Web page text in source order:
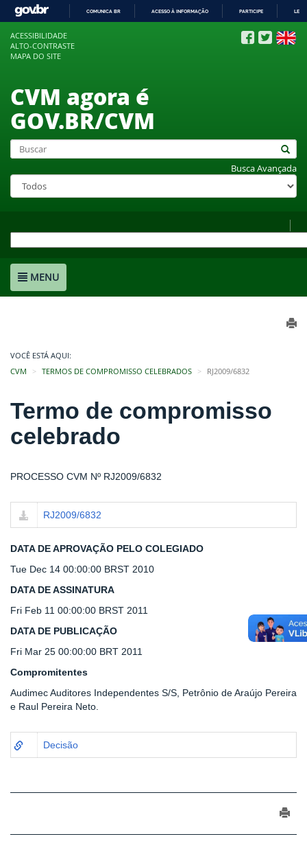
COMUNICA BR ACESSO À INFORMAÇÃO PARTICIPE
ACESSIBILIDADE
ALTO-CONTRASTE
MAPA DO SITE
CVM agora é
GOV.BR/CVM
Busca Avançada
MENU
VOCÊ ESTÁ AQUI:
CVM
TERMOS DE COMPROMISSO CELEBRADOS RJ2009/6832
Termo de compromisso
celebrado
PROCESSO CVM Nº RJ2009/6832
RJ2009/6832
DATA DE APROVAÇÃO PELO COLEGIADO
Tue Dec 14 00:00:00 BRST 2010
DATA DE ASSINATURA
Fri Feb 11 00:00:00 BRST 2011
DATA DE PUBLICAÇÃO
Fri Mar 25 00:00:00 BRT 2011
Compromitentes
Audimec Auditores Independentes S/S, Petrônio de Araújo Pereira
e Raul Pereira Neto.
Decisão